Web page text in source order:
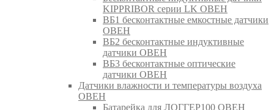
KIPPRIBOR серии LK ОВЕН
ВБ1 бесконтактные емкостные датчики
ОВЕН
ВБ2 бесконтактные индуктивные
датчики ОВЕН
ВБ3 бесконтактные оптические
датчики ОВЕН
Датчики влажности и температуры воздуха
ОВЕН
Батарейка для ЛОГГЕР100 ОВЕН